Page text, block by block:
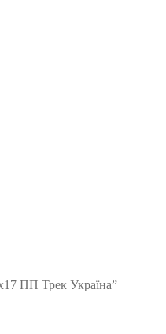
ПП Трек Україна”